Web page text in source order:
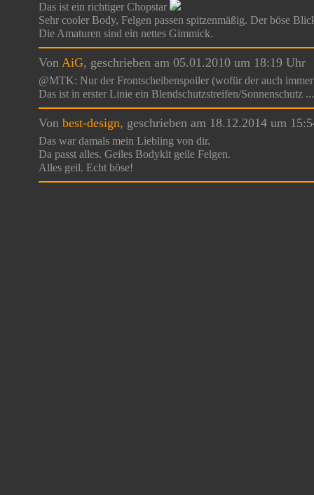
Das ist ein richtiger Chopstar
Sehr cooler Body, Felgen passen spitzenmäßig. Der böse
Die Amaturen sind ein nettes Gimmick.
Von AiG, geschrieben am 05.01.2010 um 18:19 Uhr
@MTK: Nur der Frontscheibenspoiler (wofür der auch
Das ist in erster Linie ein Blendschutzstreifen/Sonnenschutz
Von best-design, geschrieben am 18.12.2014 um
Das war damals mein Liebling von dir.
Da passt alles. Geiles Bodykit geile Felgen.
Alles geil. Echt böse!